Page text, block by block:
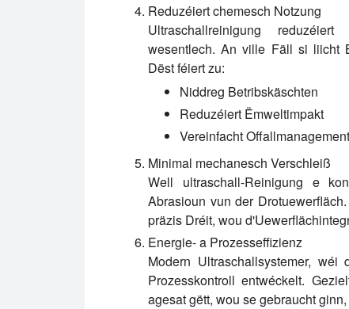
Reduzéiert chemesch Notzung
Ultraschallreinigung
wesentlech. An ville Fäll si liicht
Dëst féiert zu:
Niddreg Betribskäschten
Reduzéiert Ëmweltimpakt
Vereinfacht Offallmanagement
Minimal mechanesch Verschleiß
Well ultraschall-Reinigung e
Abrasioun vun der
präzis Dréit, wou
Energie- a Prozesseffizienz
Modern Ultraschallsystemer,
Prozesskontroll entwéckelt.
agesat gëtt, wou se gebraucht